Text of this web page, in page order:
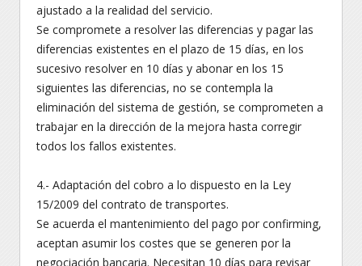
ajustado a la realidad del servicio.
Se compromete a resolver las diferencias y pagar las
diferencias existentes en el plazo de 15 días, en los
sucesivo resolver en 10 días y abonar en los 15
siguientes las diferencias, no se contempla la
eliminación del sistema de gestión, se comprometen a
trabajar en la dirección de la mejora hasta corregir
todos los fallos existentes.
4.- Adaptación del cobro a lo dispuesto en la Ley
15/2009 del contrato de transportes.
Se acuerda el mantenimiento del pago por confirming,
aceptan asumir los costes que se generen por la
negociación bancaria. Necesitan 10 días para revisar